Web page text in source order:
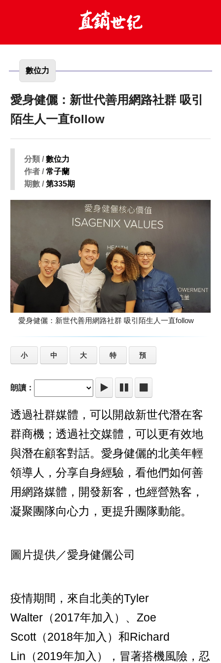
數位力
愛身健儷：新世代善用網路社群 吸引
陌生人一直follow
分類 /數位力
作者 /常子蘭
期數 /第335期
愛身健儷：新世代善用網路社群 吸引陌生人一直follow
小 中 大 特 預
朗讀：
透過社群媒體，可以開啟新世代潛在客
群商機；透過社交媒體，可以更有效地
與潛在顧客對話。愛身健儷的北美年輕
領導人，分享自身經驗，看他們如何善
用網路媒體，開發新客，也經營熟客，
凝聚團隊向心力，更提升團隊動能。
圖片提供／愛身健儷公司
疫情期間，來自北美的Tyler
Walter（2017年加入）、Zoe
Scott（2018年加入）和Richard
Lin（2019年加入），冒著搭機風險，忍